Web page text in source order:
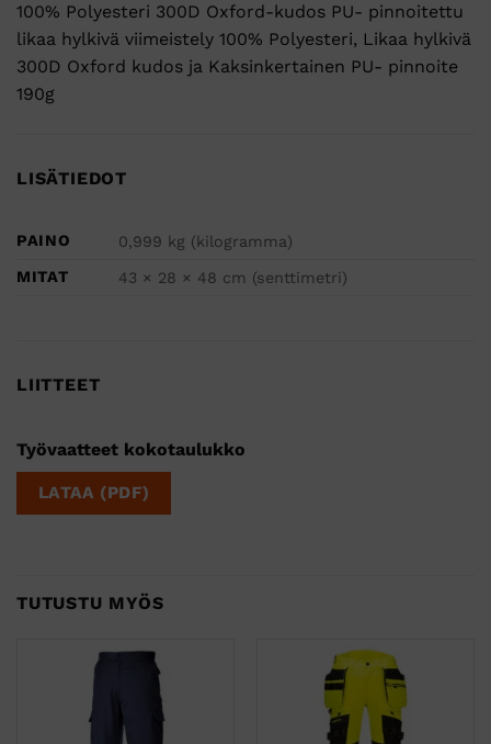
100% Polyesteri 300D Oxford-kudos PU- pinnoitettu
likaa hylkivä viimeistely 100% Polyesteri, Likaa hylkivä
300D Oxford kudos ja Kaksinkertainen PU- pinnoite
190g
LISÄTIEDOT
PAINO
0,999 kg (kilogramma)
MITAT
43 × 28 × 48 cm (senttimetri)
LIITTEET
Työvaatteet kokotaulukko
LATAA (PDF)
TUTUSTU MYÖS